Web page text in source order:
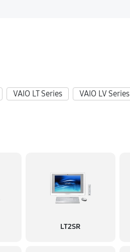
VAIO LT Series
VAIO LV Series
LT2SR